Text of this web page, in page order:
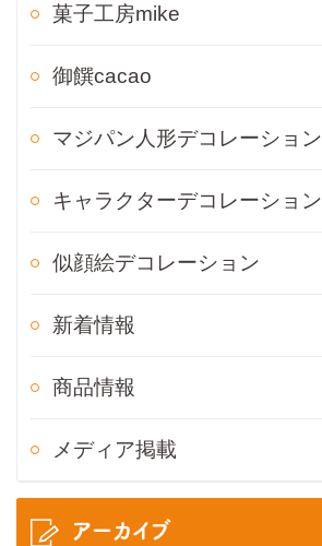
菓子工房mike
御饌cacao
マジパン人形デコレーション
キャラクターデコレーション
似顔絵デコレーション
新着情報
商品情報
メディア掲載
アーカイブ